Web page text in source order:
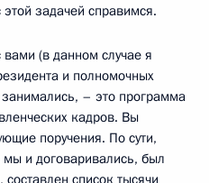
задачей справимся.
(в данном случае я
и полномочных
– это программа
кадров. Вы
поручения. По сути,
и договаривались, был
список тысячи